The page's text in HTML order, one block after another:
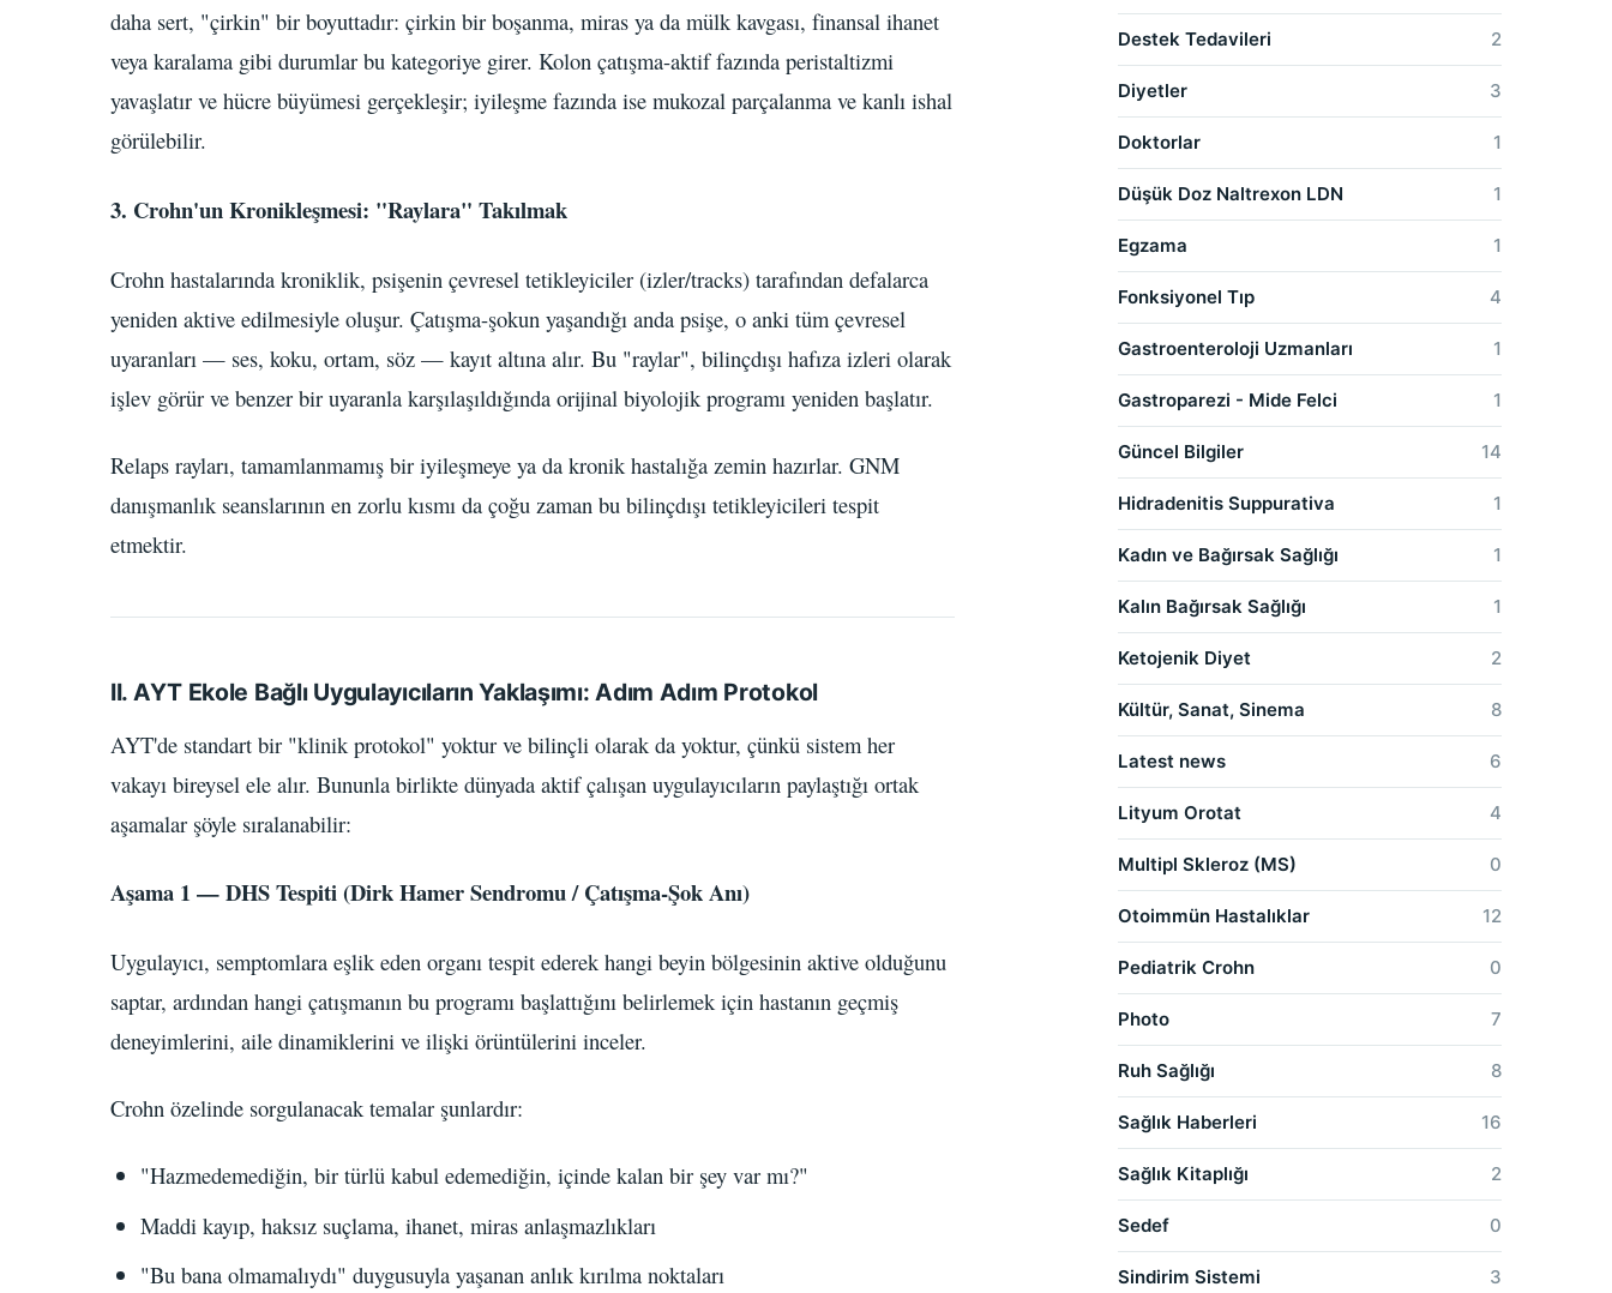
daha sert, "çirkin" bir boyuttadır: çirkin bir boşanma, miras ya da mülk kavgası, finansal ihanet
veya karalama gibi durumlar bu kategoriye girer. Kolon çatışma-aktif fazında peristaltizmi
yavaşlatır ve hücre büyümesi gerçekleşir; iyileşme fazında ise mukozal parçalanma ve kanlı ishal
görülebilir.
3. Crohn'un Kronikleşmesi: "Raylara" Takılmak
Crohn hastalarında kroniklik, psişenin çevresel tetikleyiciler (izler/tracks) tarafından defalarca
yeniden aktive edilmesiyle oluşur. Çatışma-şokun yaşandığı anda psişe, o anki tüm çevresel
uyaranları — ses, koku, ortam, söz — kayıt altına alır. Bu "raylar", bilinçdışı hafıza izleri olarak
işlev görür ve benzer bir uyaranla karşılaşıldığında orijinal biyolojik programı yeniden başlatır.
Relaps rayları, tamamlanmamış bir iyileşmeye ya da kronik hastalığa zemin hazırlar. GNM
danışmanlık seanslarının en zorlu kısmı da çoğu zaman bu bilinçdışı tetikleyicileri tespit
etmektir.
II. AYT Ekole Bağlı Uygulayıcıların Yaklaşımı: Adım Adım Protokol
AYT'de standart bir "klinik protokol" yoktur ve bilinçli olarak da yoktur, çünkü sistem her
vakayı bireysel ele alır. Bununla birlikte dünyada aktif çalışan uygulayıcıların paylaştığı ortak
aşamalar şöyle sıralanabilir:
Aşama 1 — DHS Tespiti (Dirk Hamer Sendromu / Çatışma-Şok Anı)
Uygulayıcı, semptomlara eşlik eden organı tespit ederek hangi beyin bölgesinin aktive olduğunu
saptar, ardından hangi çatışmanın bu programı başlattığını belirlemek için hastanın geçmiş
deneyimlerini, aile dinamiklerini ve ilişki örüntülerini inceler.
Crohn özelinde sorgulanacak temalar şunlardır:
"Hazmedemediğin, bir türlü kabul edemediğin, içinde kalan bir şey var mı?"
Maddi kayıp, haksız suçlama, ihanet, miras anlaşmazlıkları
"Bu bana olmamalıydı" duygusuyla yaşanan anlık kırılma noktaları
Destek Tedavileri 2
Diyetler 3
Doktorlar 1
Düşük Doz Naltrexon LDN 1
Egzama 1
Fonksiyonel Tıp 4
Gastroenteroloji Uzmanları 1
Gastroparezi - Mide Felci 1
Güncel Bilgiler 14
Hidradenitis Suppurativa 1
Kadın ve Bağırsak Sağlığı 1
Kalın Bağırsak Sağlığı 1
Ketojenik Diyet 2
Kültür, Sanat, Sinema 8
Latest news 6
Lityum Orotat 4
Multipl Skleroz (MS) 0
Otoimmün Hastalıklar 12
Pediatrik Crohn 0
Photo 7
Ruh Sağlığı 8
Sağlık Haberleri 16
Sağlık Kitaplığı 2
Sedef 0
Sindirim Sistemi 3